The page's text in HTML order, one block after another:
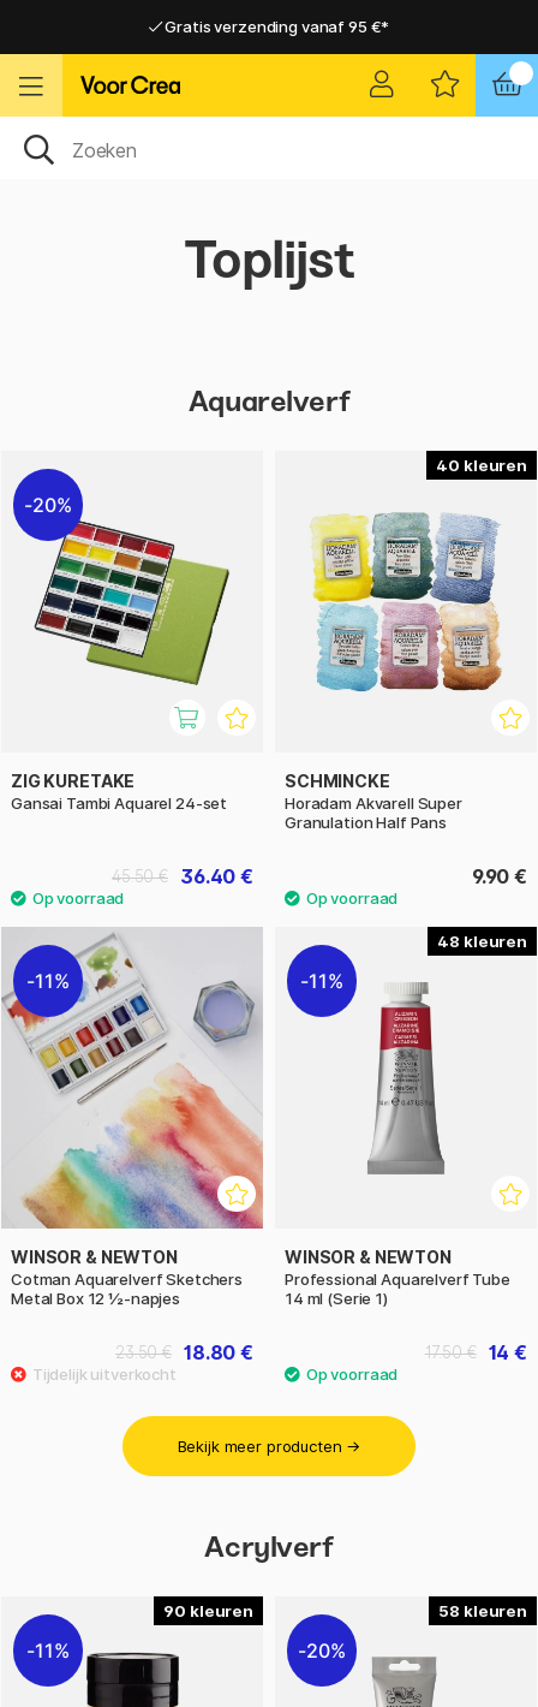
Gratis verzending vanaf 95 €*
Gratis verzending vanaf 95 €*
Toplijst
Aquarelverf
20%
ZIG KURETAKE
Gansai Tambi Aquarel 24-set
36.40 €
45.50 €
40
SCHMINCKE
Horadam Akvarell Super
Granulation Half Pans
9.90 €
11%
WINSOR & NEWTON
Cotman Aquarelverf Sketchers
Metal Box 12 ½-napjes
18.80 €
23.50 €
48
11%
WINSOR & NEWTON
Professional Aquarelverf Tube
14 ml (Serie 1)
14 €
17.50 €
Bekijk meer producten →
Acrylverf
90
11%
58
20%